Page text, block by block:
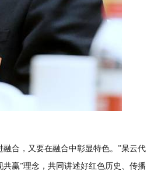
合，又要在融合中彰显特色。”杲云代
赢”理念，共同讲述好红色历史、传播